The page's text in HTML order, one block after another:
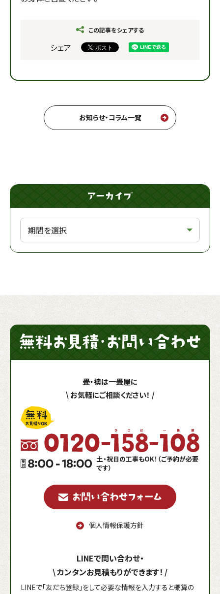
この記事をシェアする
シェア
お知らせ・コラム一覧
\
畳・襖は一畳屋に
お気軽にご相談ください！ /
土・祝日の工事もOK！（ご予約が必要
です）
個人情報保護方針
\
LINEで問い合わせ・
カンタンお見積もりができます！ /
LINEで「友だち登録」をして必要な情報を入力すると概算の